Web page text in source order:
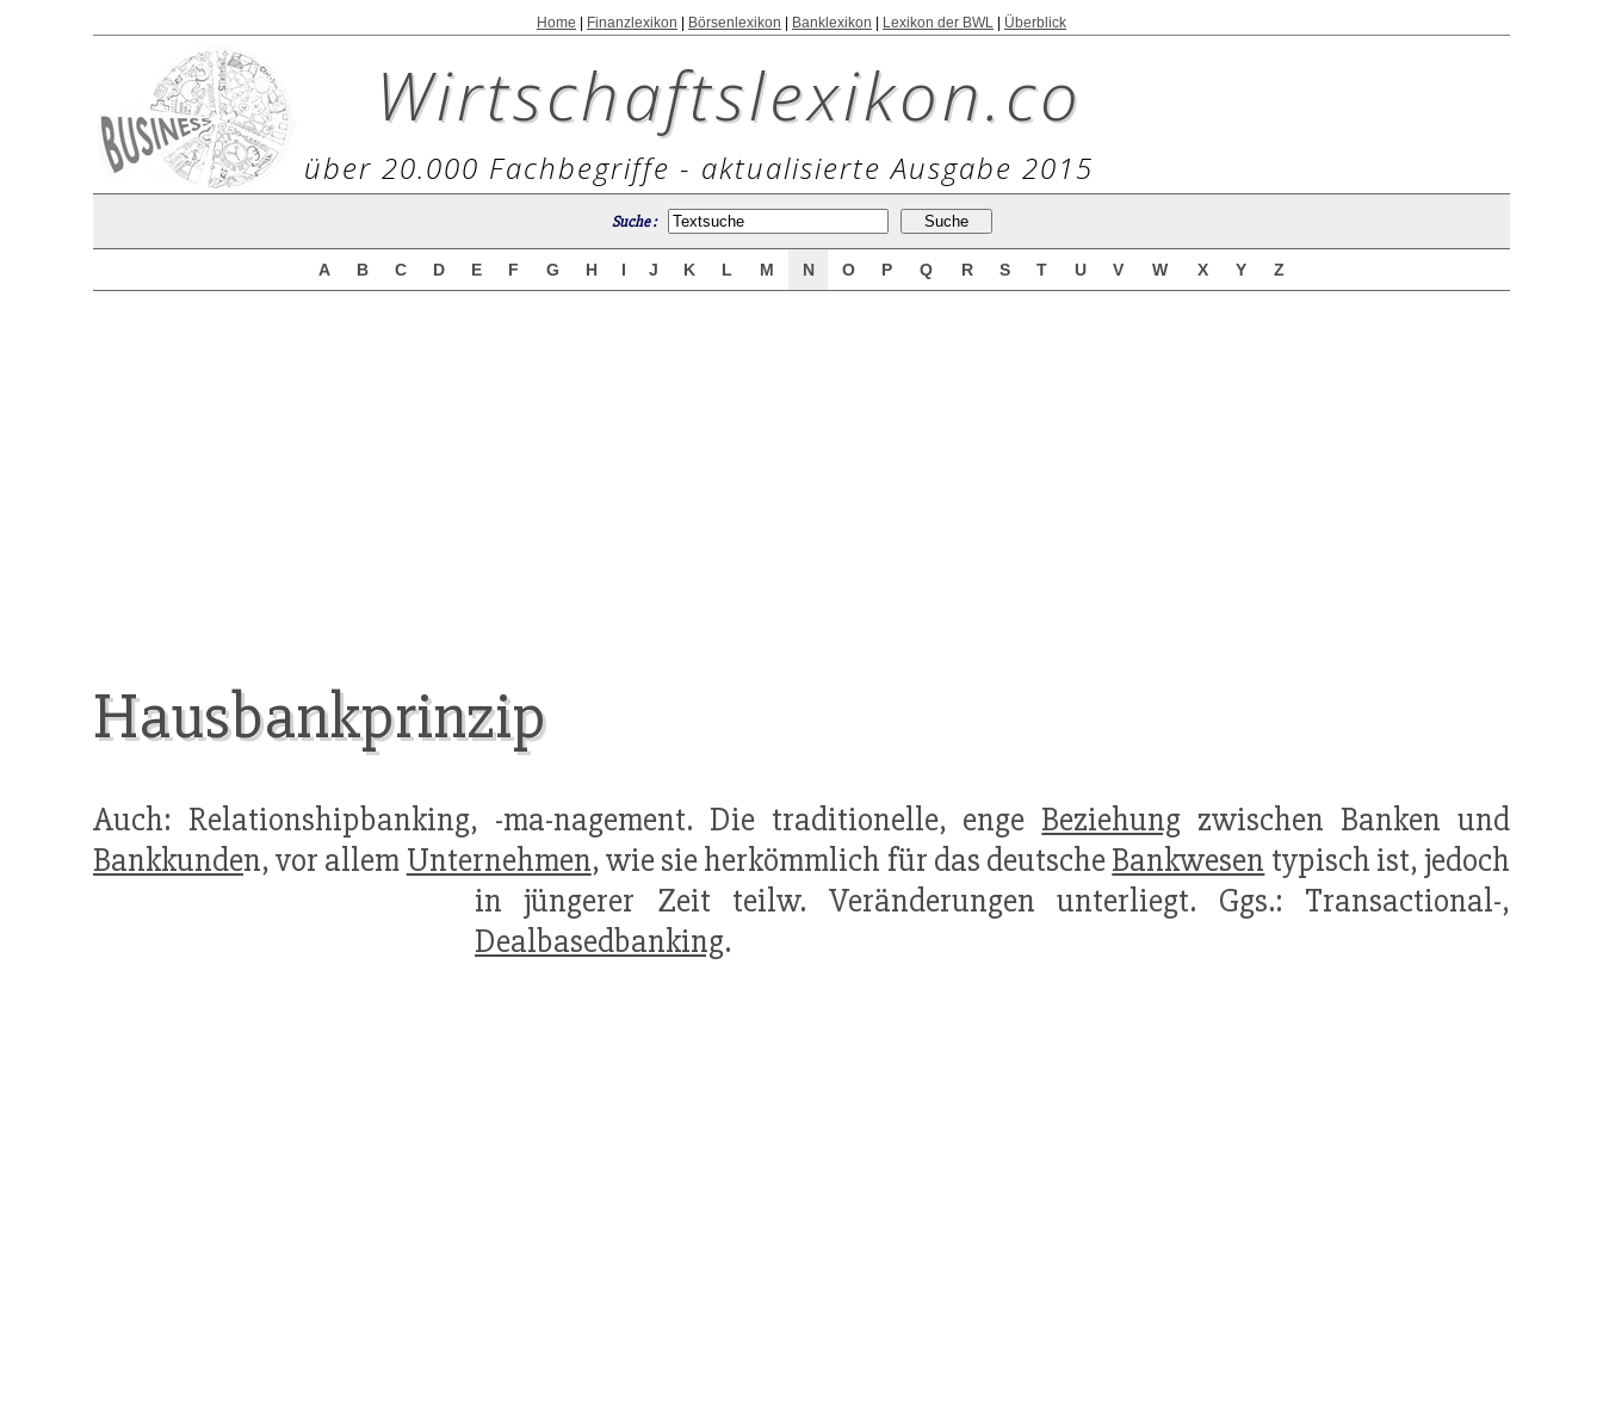
Home Finanzlexikon Börsenlexikon Banklexikon Lexikon der BWL Überblick
Wirtschaftslexikon.co
über 20.000 Fachbegriffe - aktualisierte Ausgabe 2015
Suche :
A B C D E F G H I J K L M N O P Q R S T U V W X Y Z
Hausbankprinzip
Auch: Relationshipbanking, -ma-nagement. Die traditionelle, enge Beziehung zwischen Banken und
Bankkunden, vor allem Unternehmen, wie sie herkömmlich für das deutscheBankwesen typisch ist, jedoch
in jüngerer Zeit teilw. Veränderungen unterliegt. Ggs.: Transactional-,
Dealbasedbanking.